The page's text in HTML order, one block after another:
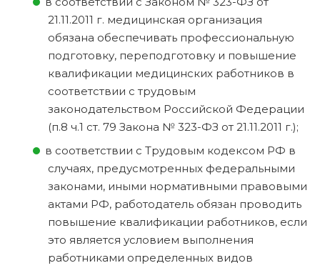
21.11.2011 г. медицинская организация
обязана обеспечивать профессиональную
подготовку, переподготовку и повышение
квалификации медицинских работников в
соответствии с трудовым
законодательством Российской Федерации
(п.8 ч.1 ст. 79 Закона № 323-ФЗ от 21.11.2011 г.);
в соответствии с Трудовым кодексом РФ в
случаях, предусмотренных федеральными
законами, иными нормативными правовыми
актами РФ, работодатель обязан проводить
повышение квалификации работников, если
это является условием выполнения
работниками определенных видов